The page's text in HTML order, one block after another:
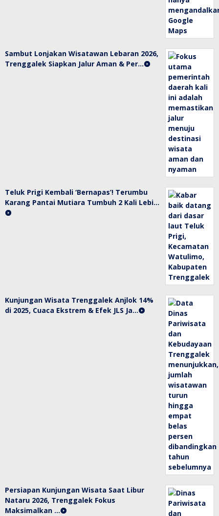
Sambut Lonjakan Wisatawan Lebaran 2026,
Trenggalek Siapkan Jalur Aman & Per…
Teluk Prigi Kembali ‘Bernapas’! Terumbu
Karang Pantai Mutiara Tumbuh 2 Kali Lebi…
Kunjungan Wisata Trenggalek Anjlok 14%
di 2025, Cuaca Ekstrem & Efek JLS Ja…
Persiapan Kunjungan Wisata Saat Libur
Nataru 2026, Trenggalek Fokus
Maksimalkan …